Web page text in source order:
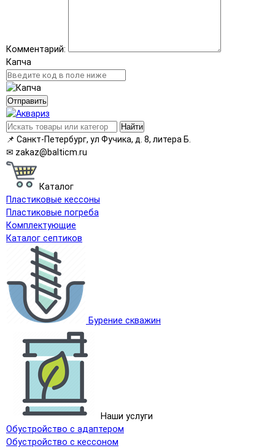
Комментарий:
Капча
Отправить
Найти
📌 Санкт-Петербург, ул Фучика, д. 8, литера Б.
✉ zakaz@balticm.ru
Каталог
Пластиковые кессоны
Пластиковые погреба
Комплектующие
Каталог септиков
Бурение скважин
Наши услуги
Обустройство с адаптером
Обустройство с кессоном